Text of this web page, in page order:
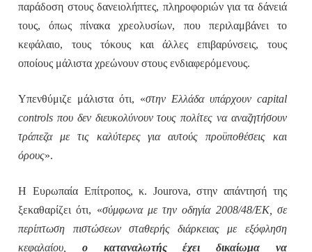
παράδοση στους δανειολήπτες, πληροφοριών για τα δάνειά
τους, όπως πίνακα χρεολυσίων, που περιλαμβάνει το
κεφάλαιο, τους τόκους και άλλες επιβαρύνσεις, τους
οποίους μάλιστα χρεώνουν στους ενδιαφερόμενους.
Υπενθύμιζε μάλιστα ότι, «στην Ελλάδα υπάρχουν capital
controls που δεν διευκολύνουν τους πολίτες να αναζητήσουν
τράπεζα με τις καλύτερες για αυτούς προϋποθέσεις και
όρους».
Η Ευρωπαία Επίτροπος, κ. Jourova, στην απάντησή της
ξεκαθαρίζει ότι, «σύμφωνα με την οδηγία 2008/48/ΕΚ, σε
περίπτωση πιστώσεων σταθερής διάρκειας με εξόφληση
κεφαλαίου, ο καταναλωτής έχει δικαίωμα να